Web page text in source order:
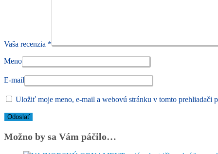
Vaša recenzia *
Meno
E-mail
Uložiť moje meno, e-mail a webovú stránku v tomto prehliadači
Možno by sa Vám páčilo…